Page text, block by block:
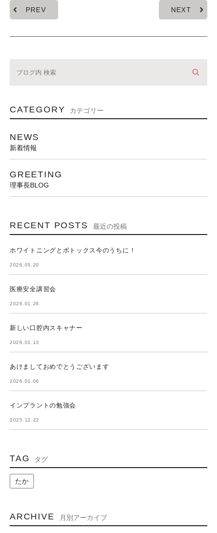
PREV NEXT
CATEGORY カテゴリー
NEWS
新着情報
GREETING
理事長BLOG
RECENT POSTS 最近の投稿
ホワイトニングとボトックス今のうちに！
2026.05.20
医療安全講習会
2026.01.26
新しい口腔内スキャナー
2026.01.13
あけましておめでとうございます
2026.01.06
インプラントの勉強会
2025.12.22
TAG タグ
たか
ARCHIVE 月別アーカイブ